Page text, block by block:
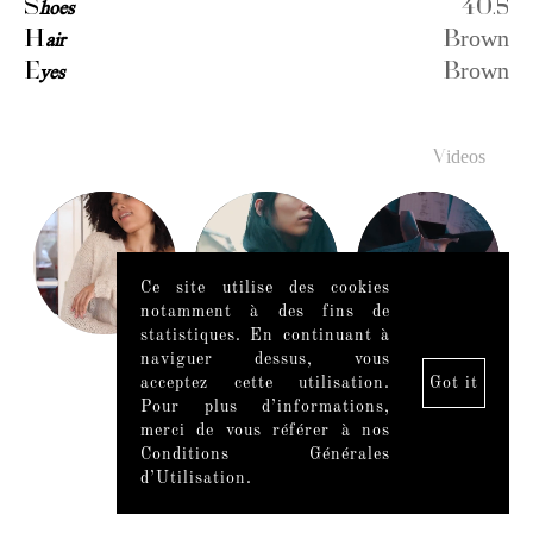
Shoes
40.5
Hair
Brown
Eyes Brown
Videos
Ce site utilise des cookies
notamment à des fins de
statistiques. En continuant à
naviguer dessus, vous
acceptez cette utilisation.
Pour plus d’informations,
merci de vous référer à nos
Conditions Générales
d’Utilisation.
Got it